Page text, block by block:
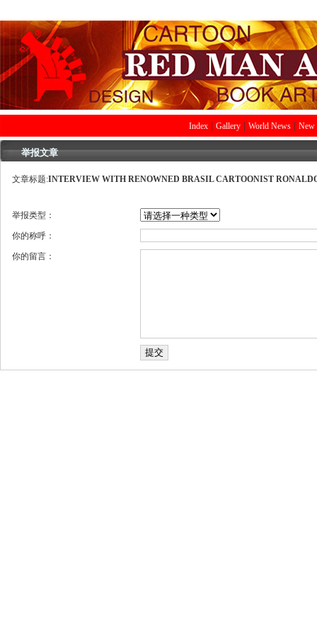
Index Gallery World News New
举报文章
文章标题:INTERVIEW WITH RENOWNED BRASIL CARTOONIST
举报类型：
你的称呼：
你的留言：